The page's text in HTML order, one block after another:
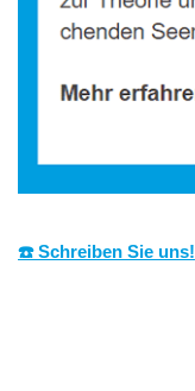
☎️ Schreiben Sie uns!